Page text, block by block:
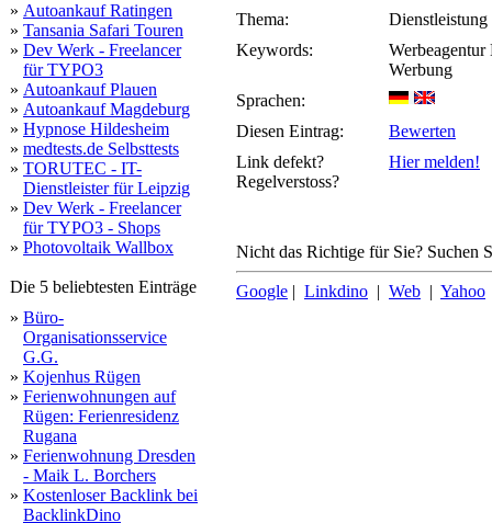
» Autoankauf Ratingen
» Tansania Safari Touren
» Dev Werk - Freelancer
für TYPO3
» Autoankauf Plauen
» Autoankauf Magdeburg
» Hypnose Hildesheim
» medtests.de Selbsttests
» TORUTEC - IT-
Dienstleister für Leipzig
» Dev Werk - Freelancer
für TYPO3 - Shops
» Photovoltaik Wallbox
Die 5 beliebtesten Einträge
» Büro-
Organisationsservice
G.G.
» Kojenhus Rügen
» Ferienwohnungen auf
Rügen: Ferienresidenz
Rugana
» Ferienwohnung Dresden
- Maik L. Borchers
» Kostenloser Backlink bei
BacklinkDino
Thema:
Dienstleistung
Keywords:
Werbung
Sprachen:
Diesen Eintrag:
Bewerten
Link defekt?
Regelverstoss?
Hier melden!
Nicht das Richtige für Sie? Suchen
Google | Linkdino | Web | Yahoo